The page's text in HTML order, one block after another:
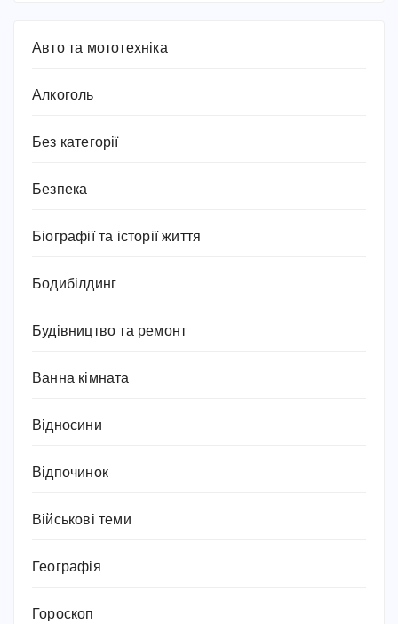
Авто та мототехніка
Алкоголь
Без категорії
Безпека
Біографії та історії життя
Бодибілдинг
Будівництво та ремонт
Ванна кімната
Відносини
Відпочинок
Військові теми
Географія
Гороскоп